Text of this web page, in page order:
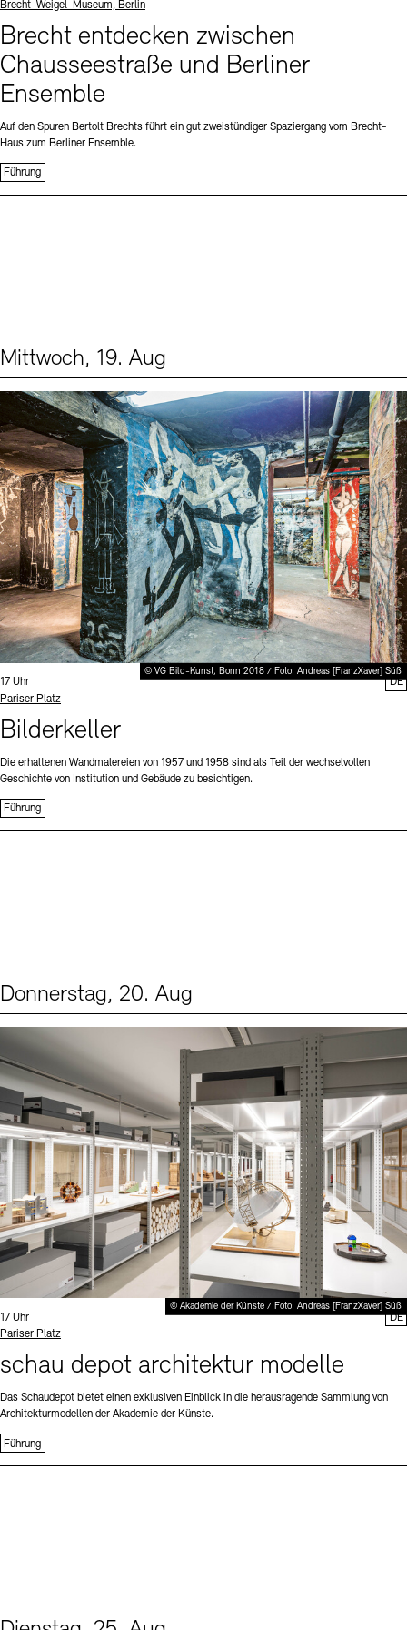
Standort
Brecht-Weigel-Museum, Berlin
Brecht entdecken zwischen
Chausseestraße und Berliner
Ensemble
Auf den Spuren Bertolt Brechts führt ein gut zweistündiger Spaziergang vom Brecht-
Haus zum Berliner Ensemble.
Führung
Mittwoch, 19. Aug
© VG Bild-Kunst, Bonn 2018 / Foto: Andreas [FranzXaver] Süß
Uhrzeit:
17 Uhr
Standort
Pariser Platz
Bilderkeller
Die erhaltenen Wandmalereien von 1957 und 1958 sind als Teil der wechselvollen
Geschichte von Institution und Gebäude zu besichtigen.
Führung
DE
Donnerstag, 20. Aug
© Akademie der Künste / Foto: Andreas [FranzXaver] Süß
Uhrzeit:
17 Uhr
Standort
Pariser Platz
schau depot architektur modelle
Das Schaudepot bietet einen exklusiven Einblick in die herausragende Sammlung von
Architekturmodellen der Akademie der Künste.
Führung
DE